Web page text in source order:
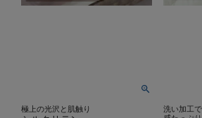
極上の光沢と肌触り
洗い加工